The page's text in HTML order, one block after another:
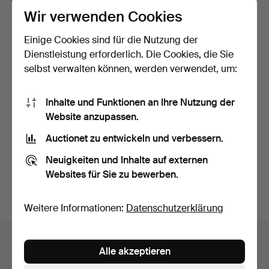
SKULPTUREN, 11 Teile,
geschnitztes Holz, d…
Beendet 13. Nov 2021
32 USD
Auktionsarchiv
Sie suchen in unserem Archiv der beendeten
Wir verwenden Cookies
Einige Cookies sind für die Nutzung der
Dienstleistung erforderlich. Die Cookies, die Sie
selbst verwalten können, werden verwendet, um:
Inhalte und Funktionen an Ihre Nutzung der
Website anzupassen.
Auctionet zu entwickeln und verbessern.
Neuigkeiten und Inhalte auf externen
Websites für Sie zu bewerben.
Weitere Informationen: Datenschutzerklärung
Alle akzeptieren